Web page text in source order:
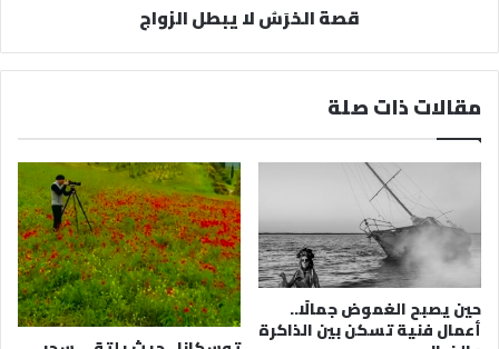
قصة الخرَسُ لا يبطل الزواج
مقالات ذات صلة
حين يصبح الغموض جمالًا..
أعمال فنية تسكن بين الذاكرة